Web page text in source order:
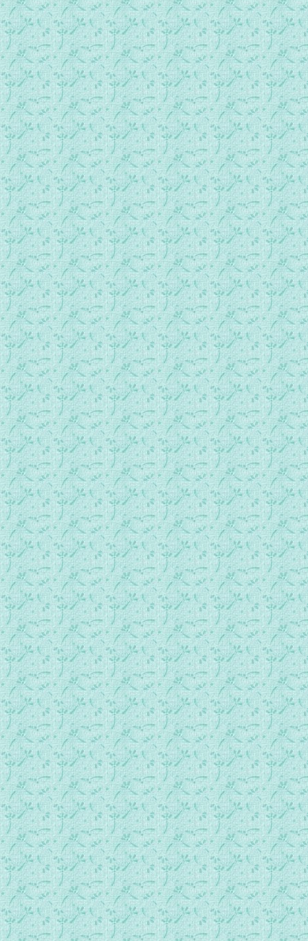
362_我有一个喜乐.mp3
363_主啊！我害怕.mp3
364_清晨传扬你的名字（圣经节录）.mp3
365_我要赞美你.mp3
366_因祂的名我们相聚在一起.mp3
367_和平在天上，光荣于高天（圣经节录）.mp3
368_向上主咏唱新歌（圣经节录）.mp3
369_阿肋路亚！主耶稣，你已复活了.mp3
370_万民的母亲熙雍（圣经节录）.mp3
371_请大家前来向上主歌舞（圣经节录）.mp3
372_生命有了你.mp3
373_感谢与赞美.mp3
374_求主赐我常常感恩赞美的心.mp3
375_亚巴郎的天主我赞美你.mp3
376_啊！圣神，我爱你.mp3
377_耶稣你的名真甘甜.mp3
378_时时靠圣神.mp3
379_等你回家.mp3
380_愿那爱我的天主援助我（圣经节录）.mp3
381_救援之恩完全属于上主（圣经节录）.mp3
382_耶稣我爱你（圣经节录）.mp3
383_我愿.mp3
384_愿我献上一生事奉你.mp3
385_因他依恋我（圣经节录）.mp3
386_你的慈爱永远不移.mp3
387_你只管在上主内欢喜（圣经节录）.mp3
388_主耶稣，你来吧.mp3
389_我常将上主置于我眼前（圣经节录）.mp3
390_我举我目向圣山瞻望（圣经节录）.mp3
391_挺起身来，抬头仰望（圣经节录）.mp3
392_仰望上主.mp3
393_你们应当挺起身来（圣经节录）.mp3
394_注目爱你.mp3
395_我的救助来自上主.mp3
396_耶稣我倾听你.mp3
397_仰望上主的荣耀（圣经节录）.mp3
398_我的心啊！你要仰望主.mp3
399_我渴望.mp3
400_把我的心向你高高举起.mp3